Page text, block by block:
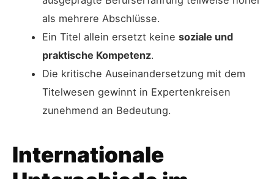
als mehrere Abschlüsse.
Ein Titel allein ersetzt keine soziale und
praktische Kompetenz.
Die kritische Auseinandersetzung mit dem
Titelwesen gewinnt in Expertenkreisen
zunehmend an Bedeutung.
Internationale